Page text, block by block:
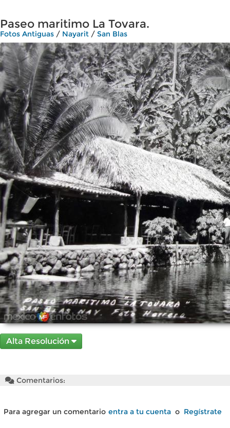
Paseo maritimo La Tovara.
Fotos Antiguas / Nayarit / San Blas
Alta Resolución
Comentarios:
Para agregar un comentario entra a tu cuenta o Regístrate